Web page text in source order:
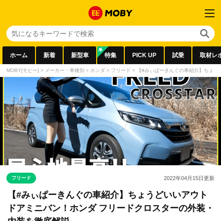
ホーム 新着 新型車 特集 PICK UP 試乗 取材レ
MOBY[モビー] > メーカー・車種別 > ホンダ > フリード > 【#みぃぱーきんぐの車紹介】ちょ
フリード 2022年04月15日更新
【#みぃぱーきんぐの車紹介】ちょうどいいアウト
ドアミニバン！ホンダ フリードクロスターの外装・